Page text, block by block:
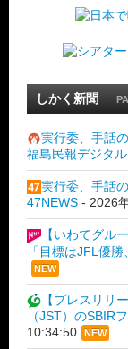
しかく新聞
実行委、手話
福島民報デジタル
実行委、手話
47NEWS - 2026
【いわてグル
「目標はJFL優勝
NEW
【プレスリリ
（JST）のSBIR
10:34:50
NEW